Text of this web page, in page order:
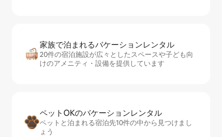
家族で泊まれるバ⁠ケ⁠ー⁠シ⁠ョ⁠ンレ⁠ン⁠タ⁠ル
20件の宿泊施設が広々としたスペースや子ども向
けのアメニティ・設備を提供しています
ペットOKのバ⁠ケ⁠ー⁠シ⁠ョ⁠ンレ⁠ン⁠タ⁠ル
ペットと泊まれる宿泊先10件の中から見つけまし
ょう